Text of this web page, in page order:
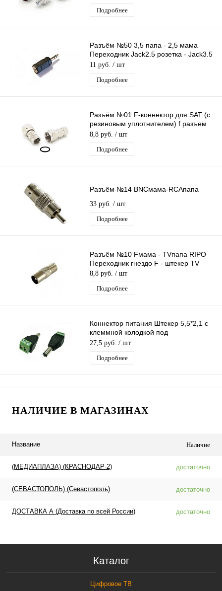
Подробнее
Разъём №50 3,5 папа - 2,5 мама
Переходник Jack2.5 розетка - Jack3.5
вилка, стерео
11 руб. / шт
Подробнее
Разъём №01 F-коннектор для SAT (с
резиновым уплотнителем) f разъем
OT-AVT13 (TD-005) (TS-005)
8,8 руб. / шт
Подробнее
Разъём №14 BNCмама-RCAпапа
33 руб. / шт
Подробнее
Разъём №10 Fмама - TVпапа RIPO
Переходник гнездо F - штекер TV
8,8 руб. / шт
Подробнее
Коннектор питания Штекер 5,5*2,1 с
клеммной колодкой под
винт,переходник разъем питания
папа 2.1х5.5
27,5 руб. / шт
Подробнее
НАЛИЧИЕ В МАГАЗИНАХ
Название Наличие
(МЕДИАПЛАЗА) (КРАСНОДАР-2) достаточно
(СЕВАСТОПОЛЬ) (Севастополь) достаточно
ДОСТАВКА А (Доставка по всей России) достаточно
Каталог
Цифровое ТВ